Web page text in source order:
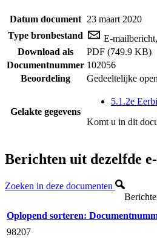
Datum document 23 maart 2020
Type bronbestand
E-
Download als
PDF (749.9 KB)
Documentnummer 102056
Beoordeling
Gedeeltelijke
Gelakte gegevens
5.1.2e
Komt u in dit
Berichten uit dezelfde
Zoeken in deze documenten
Oplopend sorteren:
98207